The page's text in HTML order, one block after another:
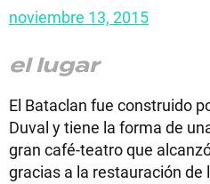
noviembre 13, 2015
el lugar
El Bataclan fue construido
Duval y tiene la forma de
gran café-teatro que
gracias a la restauración de